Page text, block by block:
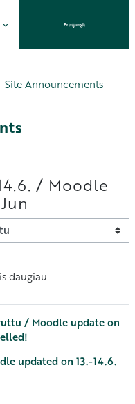
Prisijungti
Site Announcements
/ Moodle
daugiau
/ Moodle update on
updated on 13.-14.6.